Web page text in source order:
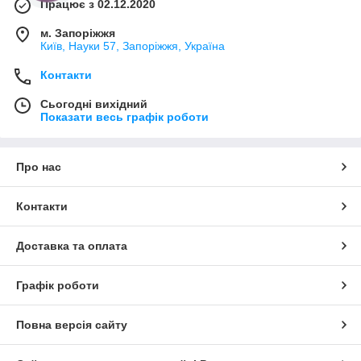
Працює з 02.12.2020
м. Запоріжжя
Київ, Науки 57, Запоріжжя, Україна
Контакти
Сьогодні вихідний
Показати весь графік роботи
Про нас
Контакти
Доставка та оплата
Графік роботи
Повна версія сайту